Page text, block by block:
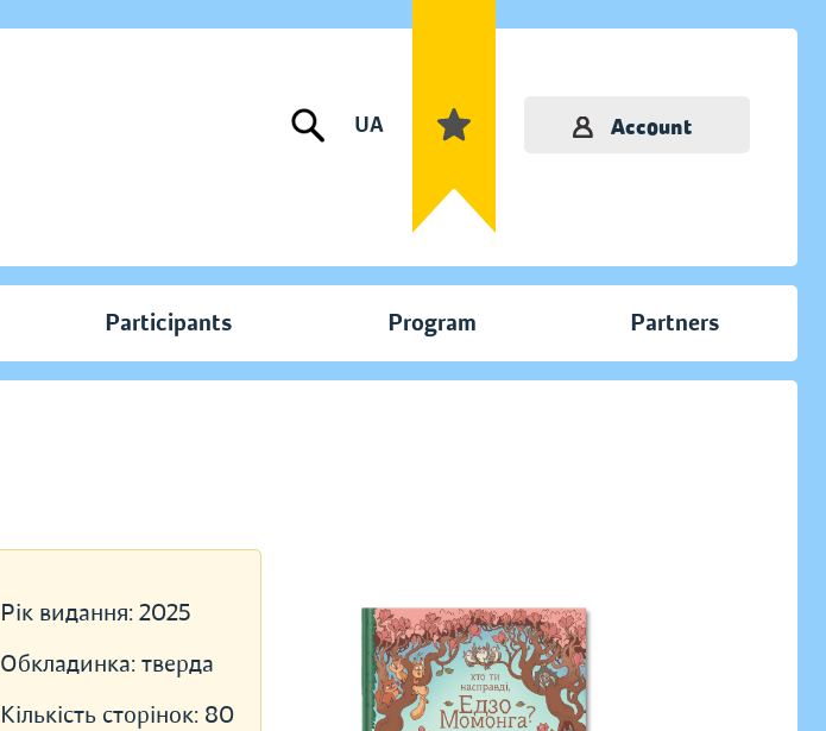
UA Account
Participants Program Partners
Рік видання: 2025
Обкладинка: тверда
Кількість сторінок: 80